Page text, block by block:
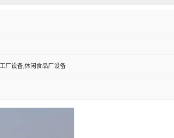
厂设备,休闲食品厂设备